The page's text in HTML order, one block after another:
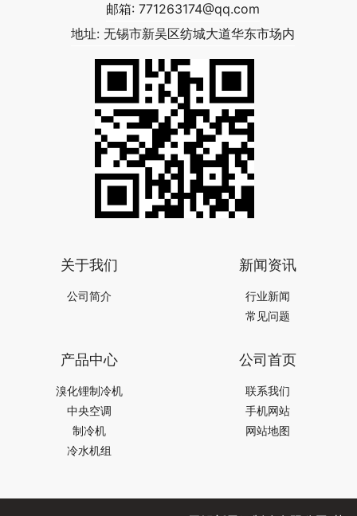
邮箱: 771263174@qq.com
地址: 无锡市新吴区纺城大道华东市场内
关于我们
公司简介
新闻资讯
行业新闻
常见问题
产品中心
溴化锂制冷机
中央空调
制冷机
冷水机组
公司首页
联系我们
手机网站
网站地图